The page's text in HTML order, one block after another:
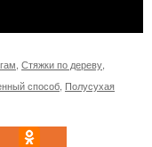
Стяжки по дереву
способ Полусухая